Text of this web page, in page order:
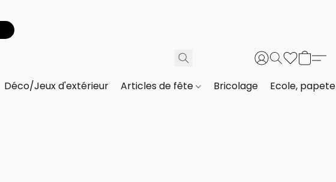
Déco/Jeux d'extérieur Articles de fête Bricolage Ecole,